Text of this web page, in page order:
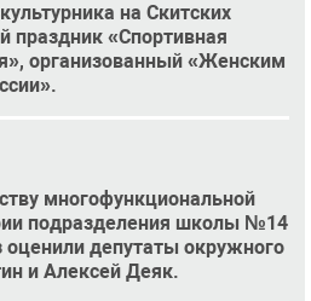
на Скитских
праздник «Спортивная
организованный «Женским
многофункциональной
подразделения школы №14
депутаты окружного
и Алексей Деяк.